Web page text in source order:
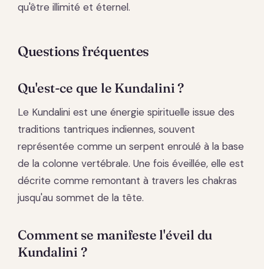
qu'être illimité et éternel.
Questions fréquentes
Qu'est-ce que le Kundalini ?
Le Kundalini est une énergie spirituelle issue des
traditions tantriques indiennes, souvent
représentée comme un serpent enroulé à la base
de la colonne vertébrale. Une fois éveillée, elle est
décrite comme remontant à travers les chakras
jusqu'au sommet de la tête.
Comment se manifeste l'éveil du
Kundalini ?